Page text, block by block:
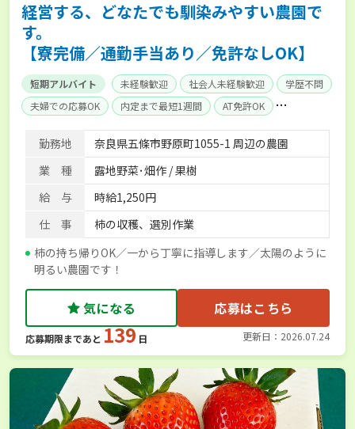
経営する、どなたでも馴染みやすい農園で
す。
【寮完備／通勤手当あり／免許なしOK】
短期アルバイト 未経験歓迎 社会人未経験歓迎
学歴不問
夫婦での応募OK
内定まで最短1週間
AT免許OK
残業月20時間以内
単身寮あり
勤務地
奈良県五條市野原町1055-1 周辺の農園
業 種
露地野菜･畑作 / 果樹
給 与
時給1,250円
仕 事
柿の収穫、選別作業
柿の持ち帰りOK／一から丁寧に指導します／太陽のように
明るい農園です！
気になる 応募はこちら
応募期限まであと 139 日 更新日：2026.07.24